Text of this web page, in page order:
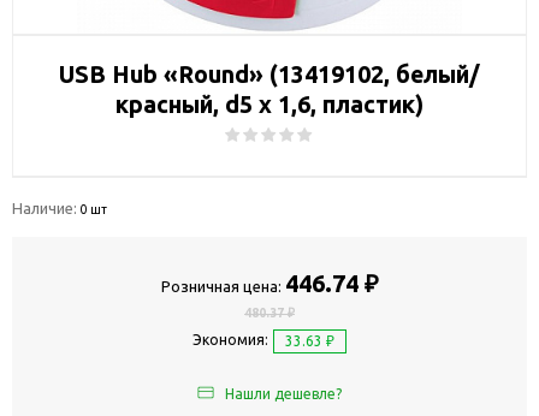
USB Hub «Round» (13419102, белый/
красный, d5 х 1,6, пластик)
Наличие: 0 шт
Розничная цена: 446.74 ₽
480.37 ₽
Экономия: 33.63 ₽
Нашли дешевле?